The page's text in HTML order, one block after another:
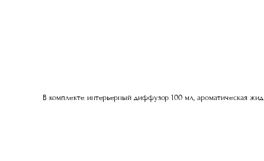
В комплекте интерьерный диффузор 100 мл, ароматическая